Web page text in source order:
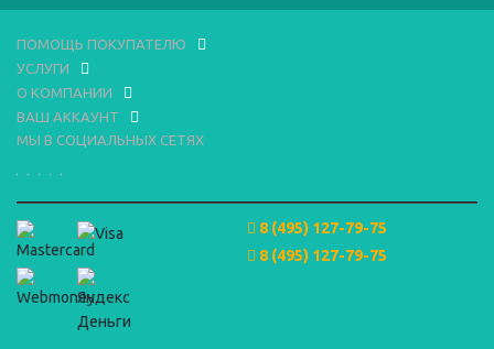
ПОМОЩЬ ПОКУПАТЕЛЮ
УСЛУГИ
О КОМПАНИИ
ВАШ АККАУНТ
МЫ В СОЦИАЛЬНЫХ СЕТЯХ
8 (495) 127-79-75
8 (495) 127-79-75